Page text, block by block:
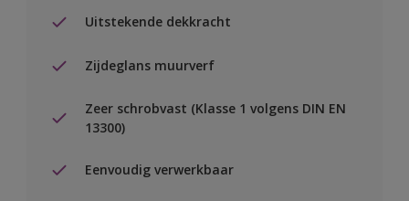
Uitstekende dekkracht
Zijdeglans muurverf
Zeer schrobvast (Klasse 1 volgens DIN EN
13300)
Eenvoudig verwerkbaar